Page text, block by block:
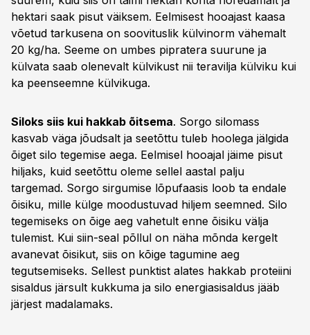
hektari saak pisut väiksem. Eelmisest hooajast kaasa
võetud tarkusena on soovituslik külvinorm vähemalt
20 kg/ha. Seeme on umbes pipratera suurune ja
külvata saab olenevalt külvikust nii teravilja külviku kui
ka peenseemne külvikuga.
Siloks siis kui hakkab õitsema. Sorgo silomass
kasvab väga jõudsalt ja seetõttu tuleb hoolega jälgida
õiget silo tegemise aega. Eelmisel hooajal jäime pisut
hiljaks, kuid seetõttu oleme sellel aastal palju
targemad. Sorgo sirgumise lõpufaasis loob ta endale
õisiku, mille külge moodustuvad hiljem seemned. Silo
tegemiseks on õige aeg vahetult enne õisiku välja
tulemist. Kui siin-seal põllul on näha mõnda kergelt
avanevat õisikut, siis on kõige tagumine aeg
tegutsemiseks. Sellest punktist alates hakkab proteiini
sisaldus järsult kukkuma ja silo energiasisaldus jääb
järjest madalamaks.